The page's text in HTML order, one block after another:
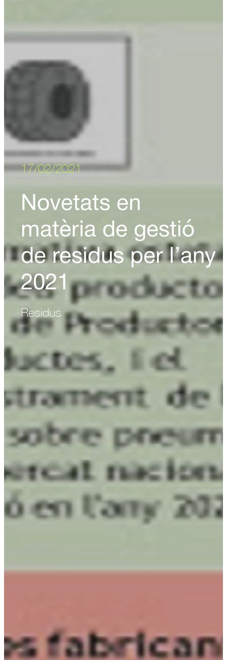
17/02/2021
Novetats en
matèria de gestió
de residus per l’any
2021
Residus